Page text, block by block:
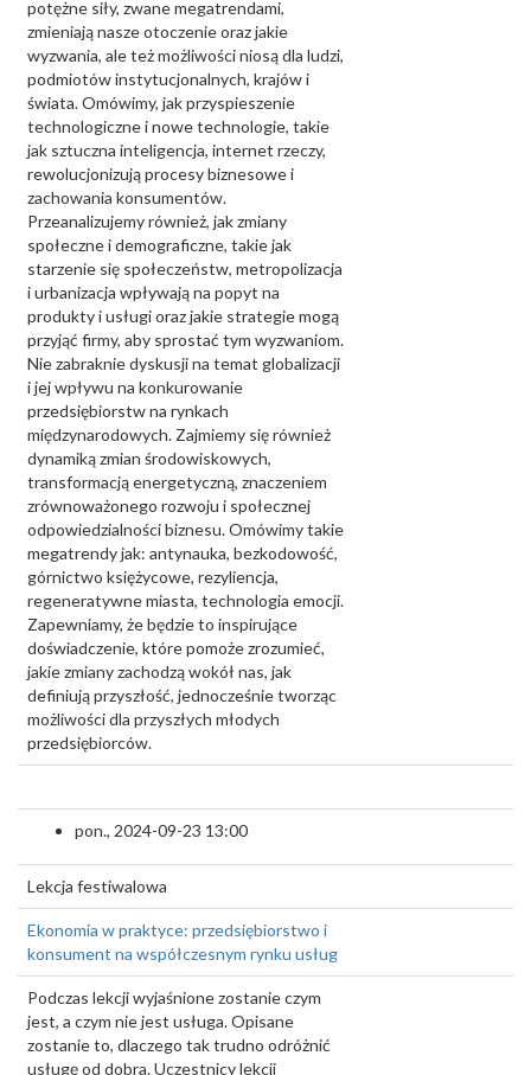
potężne siły, zwane megatrendami,
zmieniają nasze otoczenie oraz jakie
wyzwania, ale też możliwości niosą dla ludzi,
podmiotów instytucjonalnych, krajów i
świata. Omówimy, jak przyspieszenie
technologiczne i nowe technologie, takie
jak sztuczna inteligencja, internet rzeczy,
rewolucjonizują procesy biznesowe i
zachowania konsumentów.
Przeanalizujemy również, jak zmiany
społeczne i demograficzne, takie jak
starzenie się społeczeństw, metropolizacja
i urbanizacja wpływają na popyt na
produkty i usługi oraz jakie strategie mogą
przyjąć firmy, aby sprostać tym wyzwaniom.
Nie zabraknie dyskusji na temat globalizacji
i jej wpływu na konkurowanie
przedsiębiorstw na rynkach
międzynarodowych. Zajmiemy się również
dynamiką zmian środowiskowych,
transformacją energetyczną, znaczeniem
zrównoważonego rozwoju i społecznej
odpowiedzialności biznesu. Omówimy takie
megatrendy jak: antynauka, bezkodowość,
górnictwo księżycowe, rezyliencja,
regeneratywne miasta, technologia emocji.
Zapewniamy, że będzie to inspirujące
doświadczenie, które pomoże zrozumieć,
jakie zmiany zachodzą wokół nas, jak
definiują przyszłość, jednocześnie tworząc
możliwości dla przyszłych młodych
przedsiębiorców.
pon., 2024-09-23 13:00
Lekcja festiwalowa
Ekonomia w praktyce: przedsiębiorstwo i
konsument na współczesnym rynku usług
Podczas lekcji wyjaśnione zostanie czym
jest, a czym nie jest usługa. Opisane
zostanie to, dlaczego tak trudno odróżnić
usługę od dobra. Uczestnicy lekcji